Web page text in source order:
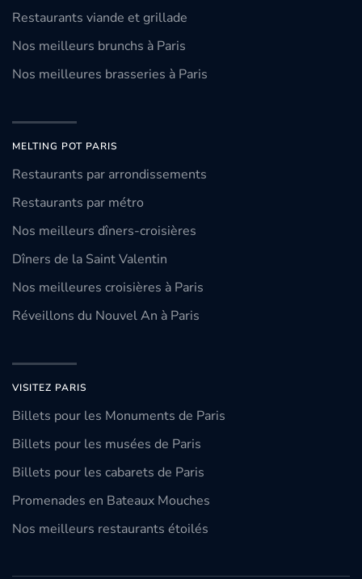
Restaurants viande et grillade
Nos meilleurs brunchs à Paris
Nos meilleures brasseries à Paris
MELTING POT PARIS
Restaurants par arrondissements
Restaurants par métro
Nos meilleurs dîners-croisières
Dîners de la Saint Valentin
Nos meilleures croisières à Paris
Réveillons du Nouvel An à Paris
VISITEZ PARIS
Billets pour les Monuments de Paris
Billets pour les musées de Paris
Billets pour les cabarets de Paris
Promenades en Bateaux Mouches
Nos meilleurs restaurants étoilés